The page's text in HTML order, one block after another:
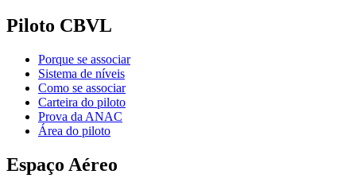
Piloto CBVL
Porque se associar
Sistema de níveis
Como se associar
Carteira do piloto
Prova da ANAC
Área do piloto
Espaço Aéreo